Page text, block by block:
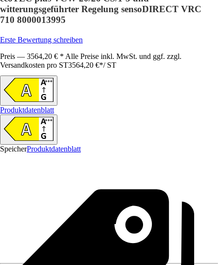
witterungsgeführter Regelung sensoDIRECT VRC
710 8000013995
Erste Bewertung schreiben
Preis — 3564,20 € * Alle Preise inkl. MwSt. und ggf. zzgl.
Versandkosten pro ST3564,20 €*/ ST
Produktdatenblatt
SpeicherProduktdatenblatt